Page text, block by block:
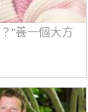
”養一個大方